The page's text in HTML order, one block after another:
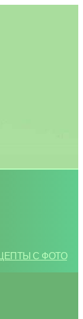
С ФОТО